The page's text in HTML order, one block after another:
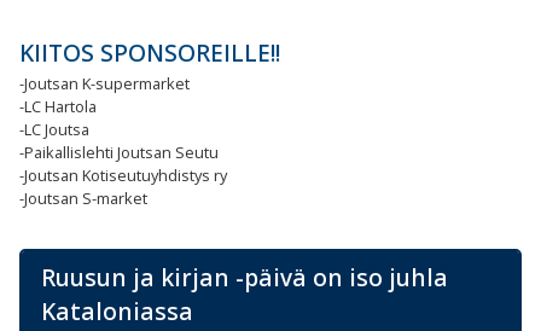
KIITOS SPONSOREILLE!!
-Joutsan K-supermarket
-LC Hartola
-LC Joutsa
-Paikallislehti Joutsan Seutu
-Joutsan Kotiseutuyhdistys ry
-Joutsan S-market
Ruusun ja kirjan -päivä on iso juhla
Kataloniassa